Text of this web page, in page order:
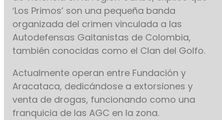
‘Los Primos’ son una pequeña banda
organizada del crimen vinculada a las
Autodefensas Gaitanistas de Colombia,
también conocidas como el Clan del Golfo.
Actualmente operan entre Fundación y
Aracataca, dedicándose a extorsiones y
venta de drogas, funcionando como una
franquicia de las AGC en la zona.